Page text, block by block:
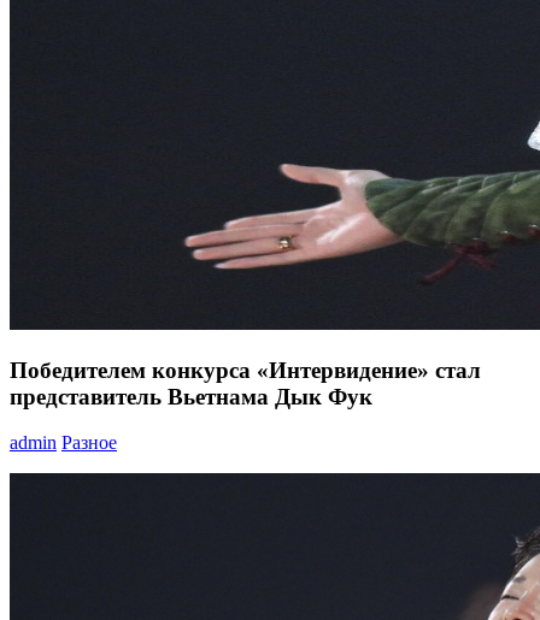
Победителем конкурса «Интервидение» стал
представитель Вьетнама Дык Фук
admin Разное